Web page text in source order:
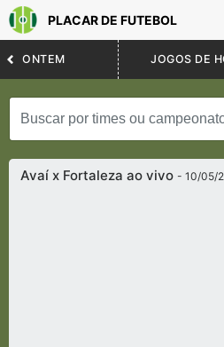
PLACAR DE FUTEBOL
ONTEM JOGOS DE
Avaí x Fortaleza ao vivo- 10/05/